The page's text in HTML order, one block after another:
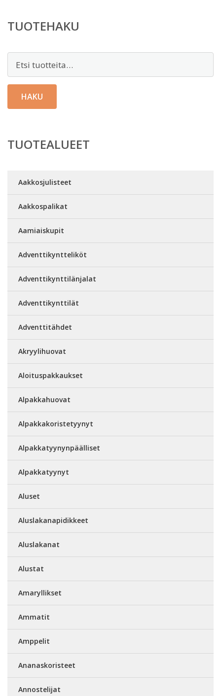
TUOTEHAKU
HAKU
TUOTEALUEET
Aakkosjulisteet
Aakkospalikat
Aamiaiskupit
Adventtikyntteliköt
Adventtikynttilänjalat
Adventtikynttilät
Adventtitähdet
Akryylihuovat
Aloituspakkaukset
Alpakkahuovat
Alpakkakoristetyynyt
Alpakkatyynynpäälliset
Alpakkatyynyt
Aluset
Aluslakanapidikkeet
Aluslakanat
Alustat
Amaryllikset
Ammatit
Amppelit
Ananaskoristeet
Annostelijat